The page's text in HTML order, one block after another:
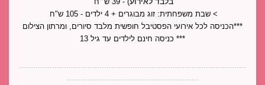
> שבת משפחתית: זוג מבוגרים + 4 ילדים - 105 ש"ח
***הכניסה לכל אירועי הפסטיבל חופשית מלבד סיורים, ומרתון הצילום
*** כניסה חינם לילדים עד גיל 13
................................................................................................
........................................................